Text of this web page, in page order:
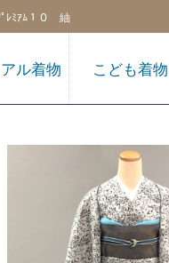
ﾟﾚﾐｱﾑ１０ 紬
ル着物 こども着物